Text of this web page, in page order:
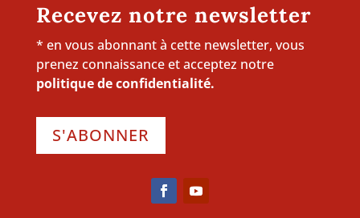
Recevez notre newsletter
* en vous abonnant à cette newsletter, vous
prenez connaissance et acceptez notre
politique de confidentialité.
S'ABONNER